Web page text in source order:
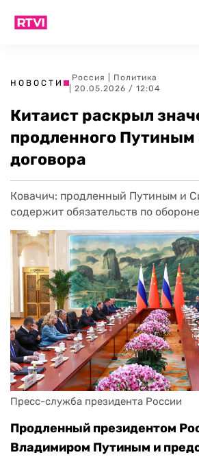
НОВОСТИ
Россия
Политика
| 20.05.2026 / 12:04
Китаист раскрыл
продленного Путиным
договора
Ковачич: продленный Путиным и
содержит обязательств по обороне
Пресс-служба президента России
Продленный президентом
Владимиром Путиным и